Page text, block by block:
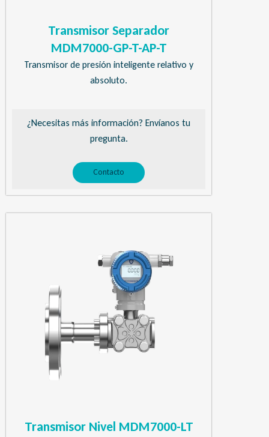
Transmisor Separador
MDM7000-GP-T-AP-T
Transmisor de presión inteligente relativo y
absoluto.
¿Necesitas más información? Envíanos tu
pregunta.
Contacto
Transmisor Nivel MDM7000-LT